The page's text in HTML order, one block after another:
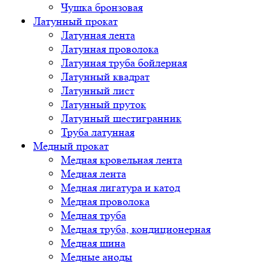
Чушка бронзовая
Латунный прокат
Латунная лента
Латунная проволока
Латунная труба бойлерная
Латунный квадрат
Латунный лист
Латунный пруток
Латунный шестигранник
Труба латунная
Медный прокат
Медная кровельная лента
Медная лента
Медная лигатура и катод
Медная проволока
Медная труба
Медная труба, кондиционерная
Медная шина
Медные аноды